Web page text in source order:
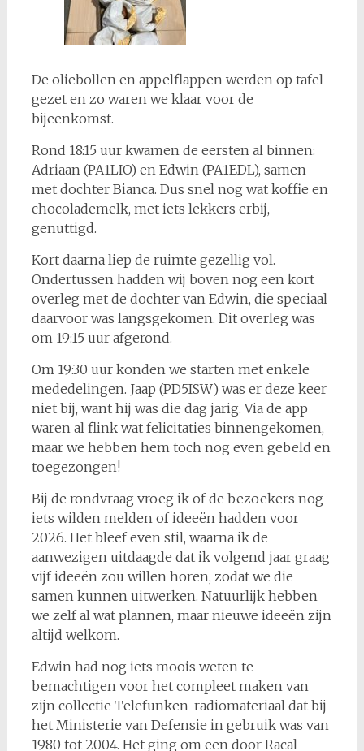
De oliebollen en appelflappen werden op tafel
gezet en zo waren we klaar voor de
bijeenkomst.
Rond 18:15 uur kwamen de eersten al binnen:
Adriaan (PA1LIO) en Edwin (PA1EDL), samen
met dochter Bianca. Dus snel nog wat koffie en
chocolademelk, met iets lekkers erbij,
genuttigd.
Kort daarna liep de ruimte gezellig vol.
Ondertussen hadden wij boven nog een kort
overleg met de dochter van Edwin, die speciaal
daarvoor was langsgekomen. Dit overleg was
om 19:15 uur afgerond.
Om 19:30 uur konden we starten met enkele
mededelingen. Jaap (PD5ISW) was er deze keer
niet bij, want hij was die dag jarig. Via de app
waren al flink wat felicitaties binnengekomen,
maar we hebben hem toch nog even gebeld en
toegezongen!
Bij de rondvraag vroeg ik of de bezoekers nog
iets wilden melden of ideeën hadden voor
2026. Het bleef even stil, waarna ik de
aanwezigen uitdaagde dat ik volgend jaar graag
vijf ideeën zou willen horen, zodat we die
samen kunnen uitwerken. Natuurlijk hebben
we zelf al wat plannen, maar nieuwe ideeën zijn
altijd welkom.
Edwin had nog iets moois weten te
bemachtigen voor het compleet maken van
zijn collectie Telefunken-radiomateriaal dat bij
het Ministerie van Defensie in gebruik was van
1980 tot 2004. Het ging om een door Racal